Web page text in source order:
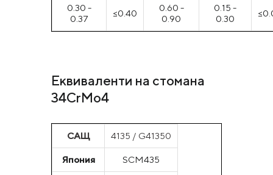
0.30 -
0.37
≤0.40
0.60 -
0.90
0.15 -
0.30
Еквиваленти на стомана
34CrMo4
САЩ 4135 / G41350
Япония SCM435